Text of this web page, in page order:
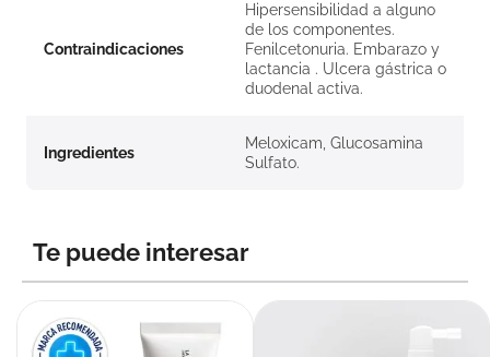
Contraindicaciones
Hipersensibilidad a alguno
de los componentes.
Fenilcetonuria. Embarazo y
lactancia . Ulcera gástrica o
duodenal activa.
Ingredientes
Meloxicam, Glucosamina
Sulfato.
Te puede interesar